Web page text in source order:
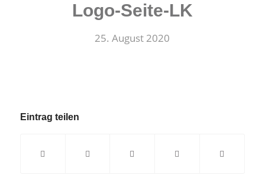
Logo-Seite-LK
25. August 2020
Eintrag teilen